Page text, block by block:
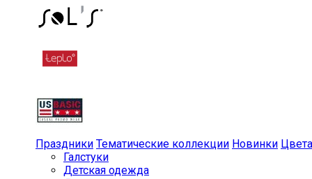
Праздники Тематические коллекции Новинки Цвета
Галстуки
Детская одежда